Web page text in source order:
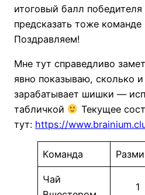
итоговый балл
предсказать тоже команде
Поздравляем!
Мне тут справедливо
явно показываю, сколько
зарабатывает шишки —
табличкой
Текущее
тут: https://
Команда
Чай
1